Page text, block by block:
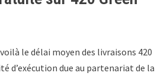
le délai moyen des livraisons 420
d’exécution due au partenariat de la